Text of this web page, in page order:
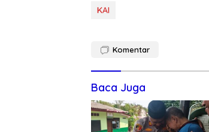
KAI
Komentar
Baca Juga